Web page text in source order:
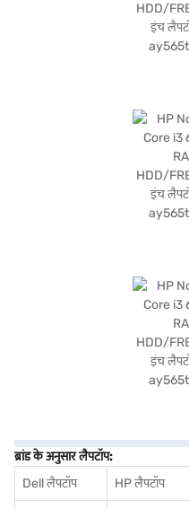
ब्रांड के अनुसार लैपटॉप:
Dell लैपटॉप
HP लैपटॉप